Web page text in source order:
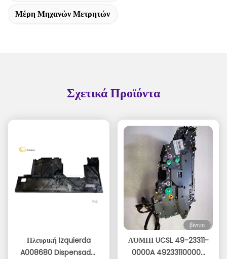
Μέρη Μηχανών Μετρητών
Σχετικά Προϊόντα
Πλευρική Izquierda
A008680 Dispensador
βίντεο
ΛΌΜΠΙ UCSL 49-23311-
0000A 49233110000A